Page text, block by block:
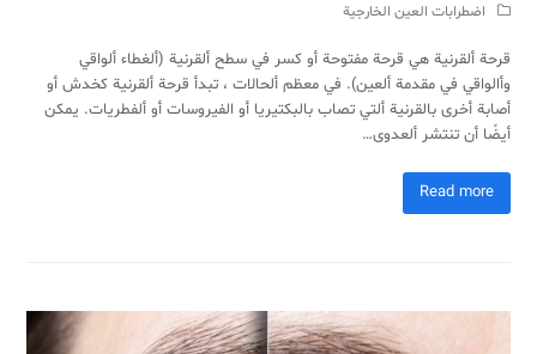
اضطرابات العين الخارجية
قرحة ألقرنية هي قرحة مفتوحة أو كسر في سطح ألقرنية (ألغطاء ألواقي
وأالواقي في مقدمة ألعين). في معظم ألحالات ، تبدأ قرحة ألقرنية كخدش أو
أصابة أخرى بالقرنية ألتي تصاب بالبكتيريا أو الفيروسات أو ألفطريات. يمكن
أيضًا أن تنتشر ألعدوى…
Read more